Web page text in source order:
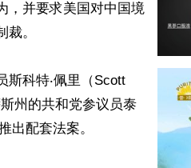
，并要求美国对中国境
。
斯科特‧佩里（Scott
州的共和党参议员泰
出配套法案。